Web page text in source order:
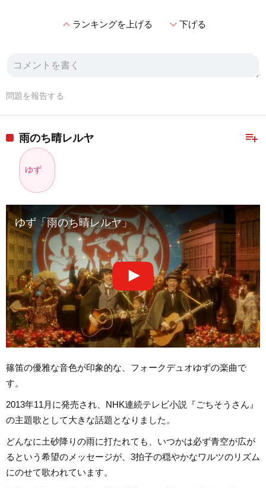
expand_lessランキングを上げる expand_more下げる
問題を報告する
playlist_add
雨のち晴レルヤ
ゆず
ゆず「雨のち晴レルヤ」
篠笛の優雅な音色が印象的な、フォークデュオゆずの楽曲で
す。
2013年11月に発売され、NHK連続テレビ小説『ごちそうさん』
の主題歌として大きな話題となりました。
どんなに土砂降りの雨に打たれても、いつかは必ず青空が広が
るという希望のメッセージが、3拍子の穏やかなワルツのリズム
にのせて歌われています。